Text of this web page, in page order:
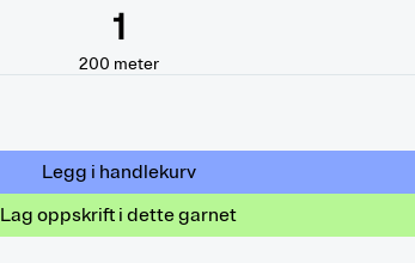
1
200 meter
Legg i handlekurv
Lag oppskrift i dette garnet